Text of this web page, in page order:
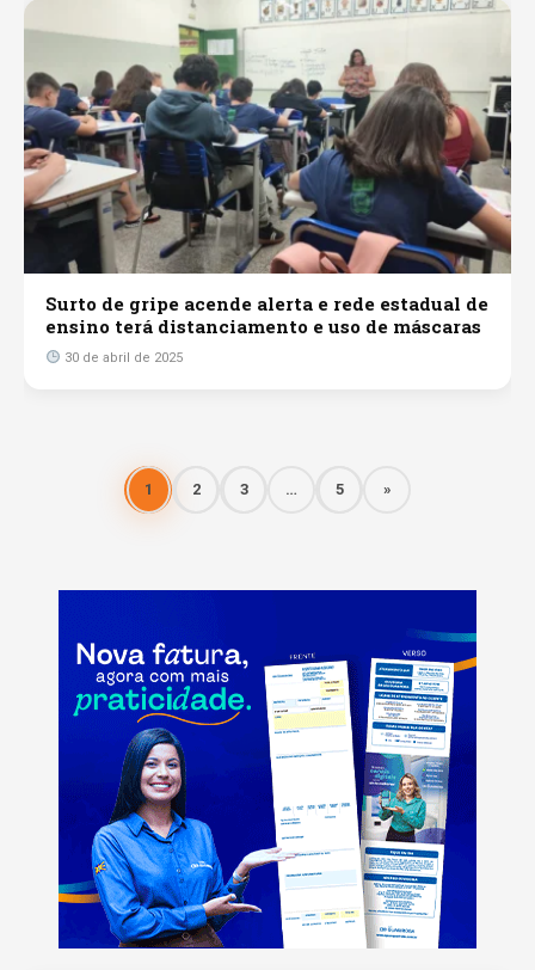
Surto de gripe acende alerta e rede estadual de
ensino terá distanciamento e uso de máscaras
30 de abril de 2025
1 2 3 … 5 »